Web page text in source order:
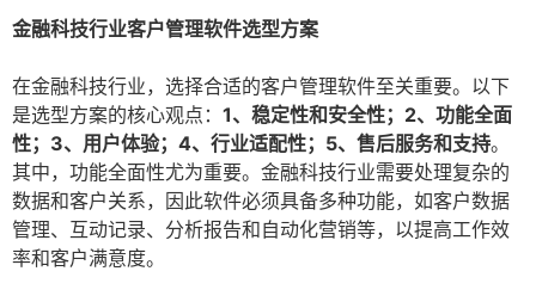
金融科技行业客户管理软件选型方案
在金融科技行业，选择合适的客户管理软件至关重要。以下
是选型方案的核心观点： 1、稳定性和安全性；2、功能全面
性；3、用户体验；4、行业适配性；5、售后服务和支持。
其中，功能全面性尤为重要。金融科技行业需要处理复杂的
数据和客户关系，因此软件必须具备多种功能，如客户数据
管理、互动记录、分析报告和自动化营销等，以提高工作效
率和客户满意度。